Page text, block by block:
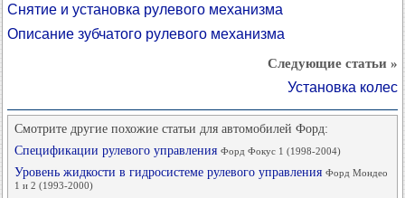
Снятие и установка рулевого механизма
Описание зубчатого рулевого механизма
Следующие статьи »
Установка колес
Смотрите другие похожие статьи для автомобилей Форд:
Спецификации рулевого управления Форд Фокус 1 (1998-2004)
Уровень жидкости в гидросистеме рулевого управления Форд Мондео
1 и 2 (1993-2000)